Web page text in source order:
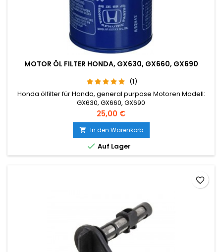
MOTOR ÖL FILTER HONDA, GX630, GX660, GX690
(1)
Honda ölfilter für Honda, general purpose Motoren Modell:
GX630, GX660, GX690
Preis
25,00 €
 In den Warenkorb
 Auf Lager
favorite_border